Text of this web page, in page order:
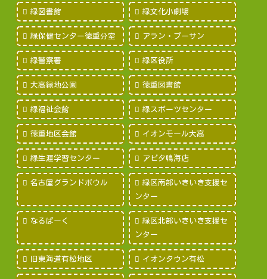
緑図書館 緑文化小劇場
緑保健センター徳重分室 アラン・プーサン
緑警察署 緑区役所
大高緑地公園 徳重図書館
緑福祉会館 緑スポーツセンター
徳重地区会館 イオンモール大高
緑生涯学習センター アピタ鳴海店
名古屋グランドボウル
緑区南部いきいき支援セ
ンター
なるぱーく
緑区北部いきいき支援セ
ンター
旧東海道有松地区 イオンタウン有松